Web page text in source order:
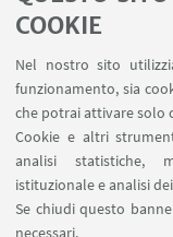
COOKIE
Nel nostro sito
funzionamento, sia
che potrai attivare solo
Cookie e altri
analisi statistiche,
istituzionale e analisi
Se chiudi questo
necessari.
Evento online
Primo incontro
normativa e
Antonella
Decembrotto